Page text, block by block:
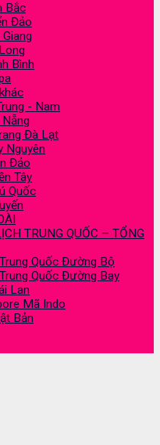
Bắc
Đảo
Bình
- Nam
Đà Lạt
Nguyên
Đảo
Tây
Quốc
TRUNG QUỐC – TỔNG
Quốc Đường Bộ
Quốc Đường Bay
Lan
Mã Indo
Bản